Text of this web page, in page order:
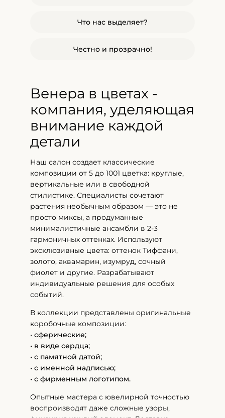
Что нас выделяет?
Честно и прозрачно!
Венера в цветах -
компания, уделяющая
внимание каждой
детали
Наш салон создает классические
композиции от 5 до 1001 цветка: круглые,
вертикальные или в свободной
стилистике. Специалисты сочетают
растения необычным образом — это не
просто миксы, а продуманные
минималистичные ансамбли в 2-3
гармоничных оттенках. Используют
эксклюзивные цвета: оттенок Тиффани,
золото, аквамарин, изумруд, сочный
фиолет и другие. Разрабатывают
индивидуальные решения для особых
событий.
В коллекции представлены оригинальные
коробочные композиции:
• сферические;
• в виде сердца;
• с памятной датой;
• с именной надписью;
• с фирменным логотипом.
Опытные мастера с ювелирной точностью
воспроизводят даже сложные узоры,